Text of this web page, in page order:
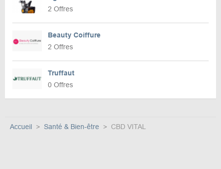
2 Offres
Beauty Coiffure
2 Offres
Truffaut
0 Offres
Accueil Santé & Bien-être CBD VITAL